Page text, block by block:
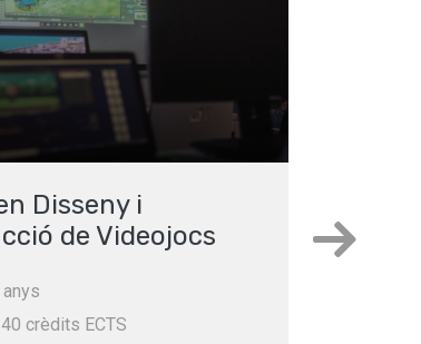
Disseny i
de Videojocs
anys
crèdits ECTS
de